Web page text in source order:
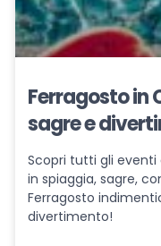
Ferragosto in
sagre e
Scopri tutti gli eventi
in spiaggia, sagre,
Ferragosto
divertimento!